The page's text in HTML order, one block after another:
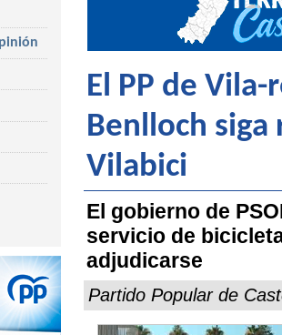
El PP de
Benlloch
Vilabici
El gobierno de
servicio de
adjudicarse
Partido Popular de